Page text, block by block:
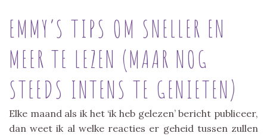
EMMY’S TIPS OM SNELLER EN
MEER TE LEZEN (MAAR NOG
STEEDS INTENS TE GENIETEN)
Elke maand als ik het ‘ik heb gelezen’ bericht publiceer,
dan weet ik al welke reacties er geheid tussen zullen